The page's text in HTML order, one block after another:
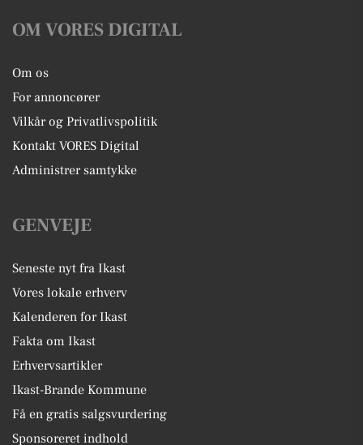
OM VORES DIGITAL
Om os
For annoncører
Vilkår og Privatlivspolitik
Kontakt VORES Digital
Administrer samtykke
GENVEJE
Seneste nyt fra Ikast
Vores lokale erhverv
Kalenderen for Ikast
Fakta om Ikast
Erhvervsartikler
Ikast-Brande Kommune
Få en gratis salgsvurdering
Sponsoreret indhold